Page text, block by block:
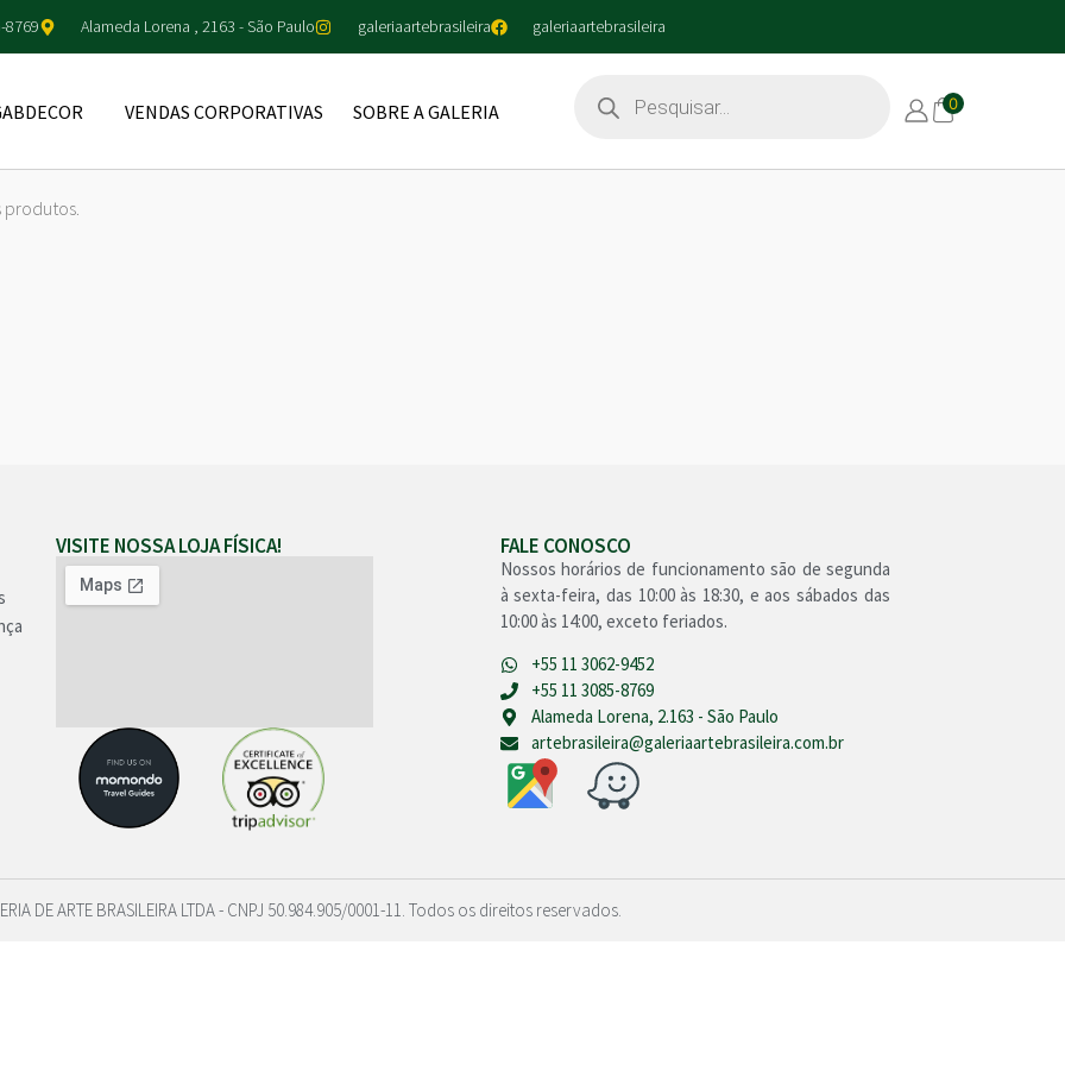
8769 Alameda Lorena , 2163 - São Paulo galeriaartebrasileira galeriaartebrasileira
VENDAS CORPORATIVAS SOBRE A GALERIA 0
produtos.
VISITE NOSSA LOJA FÍSICA! FALE CONOSCO
Nossos horários de funcionamento são de segunda
à sexta-feira, das 10:00 às 18:30, e aos sábados das
10:00 às 14:00, exceto feriados.
+55 11 3062-9452
+55 11 3085-8769
Alameda Lorena, 2.163 - São Paulo
artebrasileira@galeriaartebrasileira.com.br
DE ARTE BRASILEIRA LTDA - CNPJ 50.984.905/0001-11. Todos os direitos reservados.